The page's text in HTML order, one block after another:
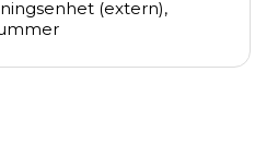
(extern),